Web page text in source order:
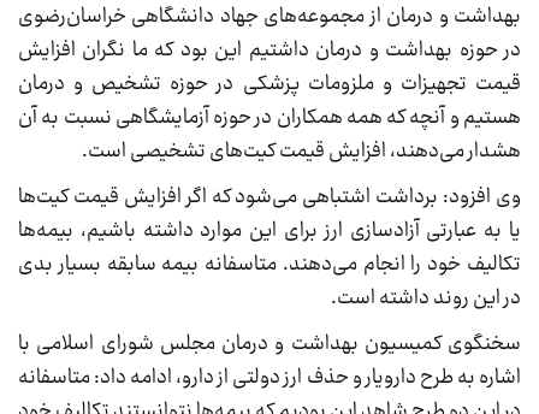
بهداشت و درمان از مجموعه‌های جهاد دانشگاهی خراسان‌رضوی
در حوزه بهداشت و درمان داشتیم این بود که ما نگران افزایش
قیمت تجهیزات و ملزومات پزشکی در حوزه تشخیص و درمان
هستیم و آنچه که همه همکاران در حوزه آزمایشگاهی نسبت به آن
هشدار می‌دهند، افزایش قیمت کیت‌های تشخیصی است.
وی افزود: برداشت اشتباهی می‌شود که اگر افزایش قیمت کیت‌ها
یا به عبارتی آزادسازی ارز برای این موارد داشته باشیم، بیمه‌ها
تکالیف خود را انجام می‌دهند. متاسفانه بیمه سابقه بسیار بدی
در این روند داشته است.
سخنگوی کمیسیون بهداشت و درمان مجلس شورای اسلامی با
اشاره به طرح دارویار و حذف ارز دولتی از دارو، ادامه داد: متاسفانه